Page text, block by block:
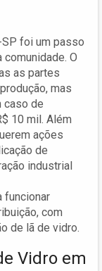
foi um passo
O
as partes
mas
caso de
10 mil. Além
ações
de
industrial
funcionar
com
de lã de vidro.
Vidro em